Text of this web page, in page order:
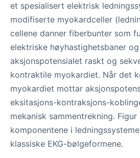
et spesialisert elektrisk
modifiserte myokardceller
cellene danner fiberbunter som
elektriske høyhastighetsbaner
aksjonspotensialet raskt og
kontraktile myokardiet. Når det
myokardiet mottar
eksitasjons-kontraksjons-
mekanisk sammentrekning.
komponentene i
klassiske EKG-bølgeformene.